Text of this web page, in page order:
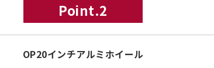
Point.2
OP20インチアルミホイール